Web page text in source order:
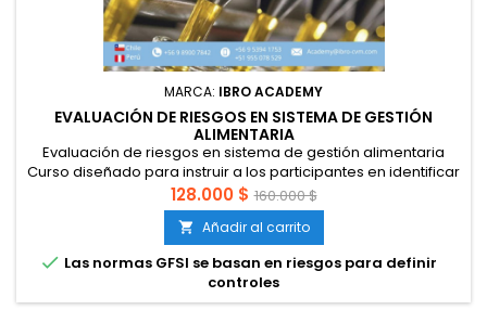
MARCA: IBRO ACADEMY
EVALUACIÓN DE RIESGOS EN SISTEMA DE GESTIÓN
ALIMENTARIA
Evaluación de riesgos en sistema de gestión alimentaria
Curso diseñado para instruir a los participantes en identificar
y evaluar riesgos de calidad, inocuidad y legalidad desde la
perspectiva de las normas GFSI: BRC, IFS, FSSC 22000. Esto
permitirá implementar eficazmente un sistema de gestión
de la calidad e inocuidad alimentaria en establecimientos
que...
128.000 $ 160.000 $
 Añadir al carrito
 Las normas GFSI se basan en riesgos para definir
controles